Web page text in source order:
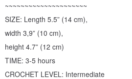
~~~~~~~~~~~~~~~~~~~~~
SIZE: Length 5.5” (14 cm),
width 3,9” (10 cm),
height 4.7” (12 cm)
TIME: 3-5 hours
CROCHET LEVEL: Intermediate